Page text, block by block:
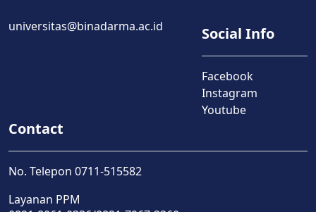
universitas@binadarma.ac.id Social Info
Facebook
Instagram
Youtube
Contact
No. Telepon 0711-515582
Layanan PPM